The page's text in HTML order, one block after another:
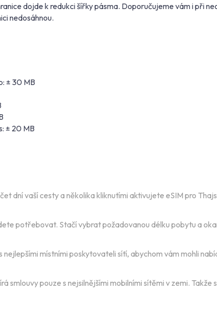
dojde k redukci šířky pásma. Doporučujeme vám i při
nedosáhnou.
± 30 MB
± 20 MB
dní vaší cesty a několika kliknutími aktivujete eSIM pro
potřebovat. Stačí vybrat požadovanou délku pobytu a
nejlepšími místními poskytovateli sítí, abychom vám mohli
smlouvy pouze s nejsilnějšími mobilními sítěmi v zemi.